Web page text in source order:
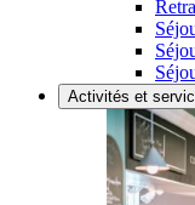
Activités et